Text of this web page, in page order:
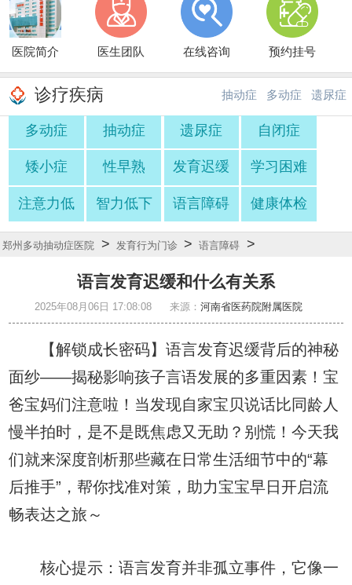
医院简介 医生团队 在线咨询 预约挂号
诊疗疾病 抽动症
·
多动症
·
遗尿症
多动症 抽动症 遗尿症 自闭症
矮小症 性早熟 发育迟缓 学习困难
注意力低 智力低下 语言障碍 健康体检
郑州多动抽动症医院 > 发育行为门诊 > 语言障碍 >
语言发育迟缓和什么有关系
2025年08月06日 17:08:08 来源： 河南省医药院附属医院
【解锁成长密码】语言发育迟缓背后的神秘
面纱——揭秘影响孩子言语发展的多重因素！宝
爸宝妈们注意啦！当发现自家宝贝说话比同龄人
慢半拍时，是不是既焦虑又无助？别慌！今天我
们就来深度剖析那些藏在日常生活细节中的“幕
后推手”，帮你找准对策，助力宝宝早日开启流
畅表达之旅～
核心提示：语言发育并非孤立事件，它像一